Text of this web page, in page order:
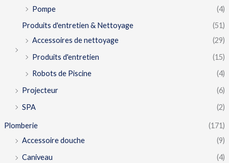
Pompe
(4)
Produits d'entretien & Nettoyage
(51)
Accessoires de nettoyage
(29)
Produits d'entretien
(15)
Robots de Piscine
(4)
Projecteur
(6)
SPA
(2)
Plomberie
(171)
Accessoire douche
(9)
Caniveau
(4)